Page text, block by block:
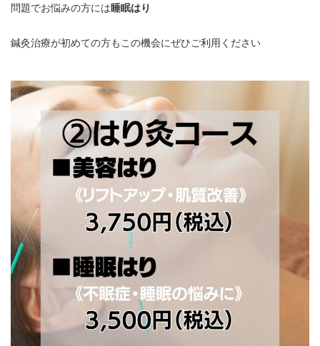
問題でお悩みの方には 睡眠はり
鍼灸治療が初めての方もこの機会にぜひご利用ください